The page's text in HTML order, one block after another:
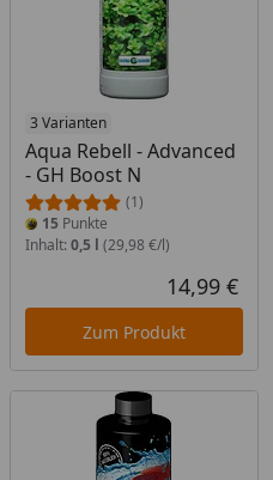
3 Varianten
Aqua Rebell - Advanced
- GH Boost N
(1)
15 Punkte
Inhalt: 0,5 l (29,98 €/l)
14,99 €
Zum Produkt